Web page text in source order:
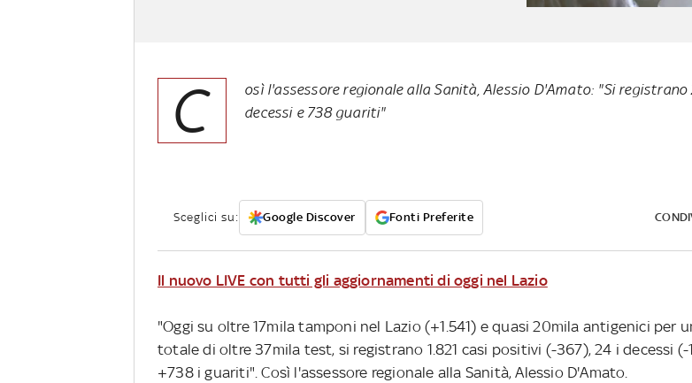
C
osì l'assessore regionale alla Sanità, Alessio D'Amato: "Si registrano
decessi e 738 guariti"
Sceglici su: Google Discover Fonti Preferite
Il nuovo LIVE con tutti gli aggiornamenti di oggi nel Lazio
"Oggi su oltre 17mila tamponi nel Lazio (+1.541) e quasi 20mila antigenici per
totale di oltre 37mila test, si registrano 1.821 casi positivi (-367), 24 i decessi (-
+738 i guariti". Così l'assessore regionale alla Sanità, Alessio D'Amato.